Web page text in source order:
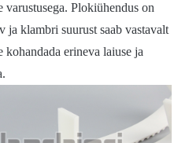
varustusega. Plokiühendus on
ja klambri suurust saab vastavalt
kohandada erineva laiuse ja